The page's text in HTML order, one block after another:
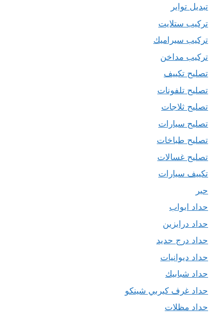
تبديل تواير
تركيب ستلايت
تركيب سيراميك
تركيب مداخن
تصليح تكييف
تصليح تلفونات
تصليح ثلاجات
تصليح سيارات
تصليح طباخات
تصليح غسالات
تكييف سيارات
حبر
حداد ابواب
حداد درابزين
حداد درج حديد
حداد ديوانيات
حداد شبابيك
حداد غرف كيربي شينكو
حداد مظلات